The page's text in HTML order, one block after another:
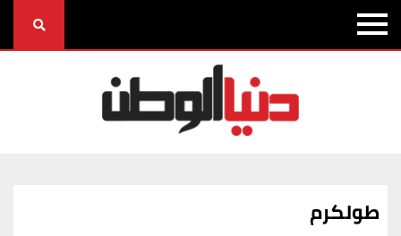
طولكرم